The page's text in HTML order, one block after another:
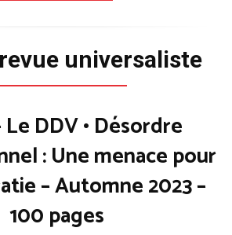
revue universaliste
Le DDV • Désordre
: Une menace pour
– Automne 2023 –
100 pages